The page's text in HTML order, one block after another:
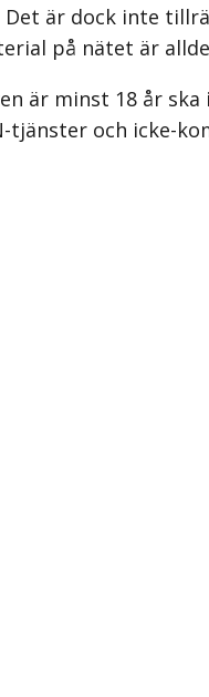
är dock inte
på nätet är
är minst 18 år
tjänster och icke-